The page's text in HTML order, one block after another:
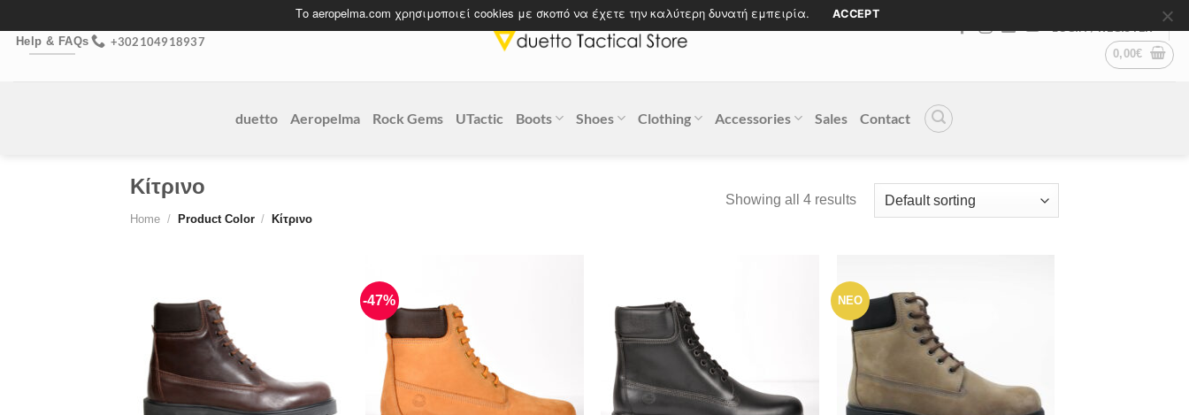
to
content
Help & FAQs +302104918937
0,00€
duetto Aeropelma Rock Gems UTactic Boots Shoes Clothing Accessories Sales Contact
Κίτρινο
Home / Product Color / Κίτρινο
Showing all 4 results
-47% ΝΕΟ
Το aeropelma.com χρησιμοποιεί cookies με σκοπό να έχετε την καλύτερη δυνατή εμπειρία. ACCEPT